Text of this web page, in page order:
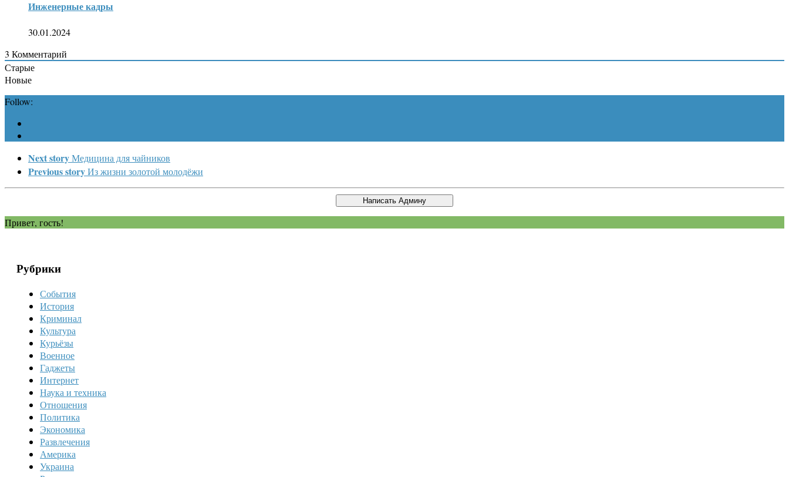
Инженерные кадры
30.01.2024
3 Комментарий
Старые
Новые
Follow:
Next storyМедицина для чайников
Previous storyИз жизни золотой молодёжи
Привет, гость!
Рубрики
События
История
Криминал
Культура
Курьёзы
Военное
Гаджеты
Интернет
Наука и техника
Отношения
Политика
Экономика
Развлечения
Америка
Украина